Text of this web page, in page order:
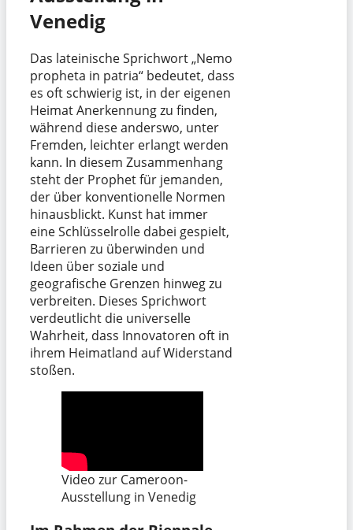
Venedig
Das lateinische Sprichwort „Nemo
propheta in patria“ bedeutet, dass
es oft schwierig ist, in der eigenen
Heimat Anerkennung zu finden,
während diese anderswo, unter
Fremden, leichter erlangt werden
kann. In diesem Zusammenhang
steht der Prophet für jemanden,
der über konventionelle Normen
hinausblickt. Kunst hat immer
eine Schlüsselrolle dabei gespielt,
Barrieren zu überwinden und
Ideen über soziale und
geografische Grenzen hinweg zu
verbreiten. Dieses Sprichwort
verdeutlicht die universelle
Wahrheit, dass Innovatoren oft in
ihrem Heimatland auf Widerstand
stoßen.
Video zur Cameroon-
Ausstellung in Venedig